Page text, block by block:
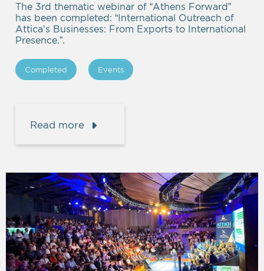
The 3rd thematic webinar of “Athens Forward”
has been completed: “International Outreach of
Attica’s Businesses: From Exports to International
Presence.”.
Completed Events
Read more